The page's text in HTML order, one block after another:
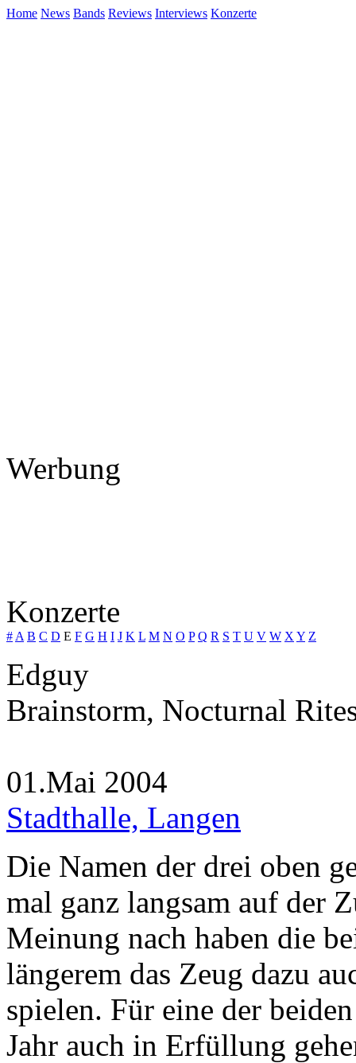
Home News Bands Reviews Interviews Konzerte
Werbung
Konzerte
# A B C D E F G H I J K L M N O P Q R S T U V W X Y Z
Edguy
Brainstorm, Nocturnal
01.Mai 2004
Stadthalle, Langen
Die Namen der drei oben
mal ganz langsam auf der
Meinung nach haben die
längerem das Zeug dazu
spielen. Für eine der
Jahr auch in Erfüllung